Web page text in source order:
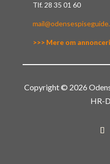
Tlf. 28 35 01 60
>>> Mere om
Copyright © 2026
HR-